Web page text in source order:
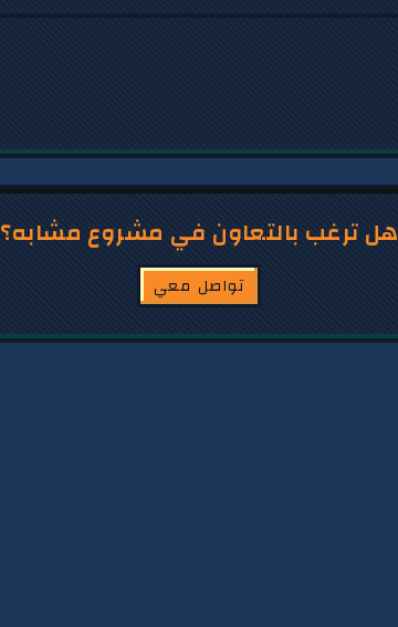
هل ترغب بالتعاون في مشروع مشابه؟
تواصل معي